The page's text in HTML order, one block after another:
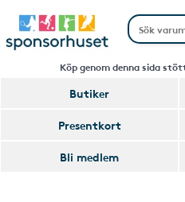
Köp genom denna sida
Butiker
Presentkort
Bli medlem